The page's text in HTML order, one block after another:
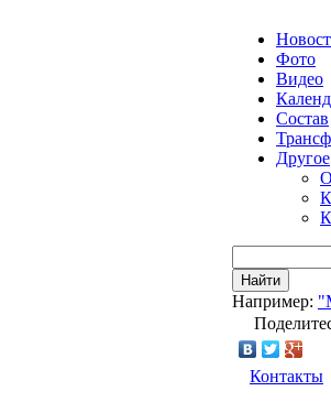
Фото
Видео
Состав
Другое
Найти
Например:
Контакты